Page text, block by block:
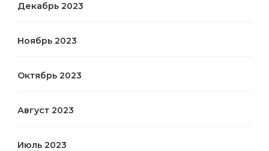
Декабрь 2023
Ноябрь 2023
Октябрь 2023
Август 2023
Июль 2023